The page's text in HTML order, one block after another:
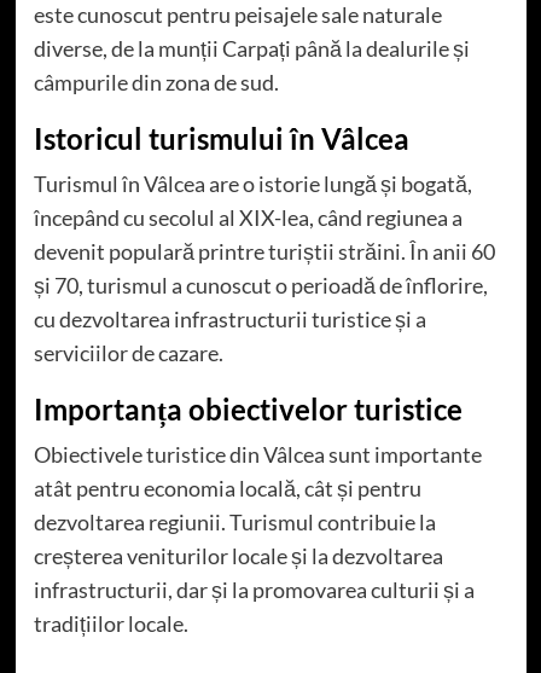
este cunoscut pentru peisajele sale naturale
diverse, de la munții Carpați până la dealurile și
câmpurile din zona de sud.
Istoricul turismului în Vâlcea
Turismul în Vâlcea are o istorie lungă și bogată,
începând cu secolul al XIX-lea, când regiunea a
devenit populară printre turiștii străini. În anii 60
și 70, turismul a cunoscut o perioadă de înflorire,
cu dezvoltarea infrastructurii turistice și a
serviciilor de cazare.
Importanța obiectivelor turistice
Obiectivele turistice din Vâlcea sunt importante
atât pentru economia locală, cât și pentru
dezvoltarea regiunii. Turismul contribuie la
creșterea veniturilor locale și la dezvoltarea
infrastructurii, dar și la promovarea culturii și a
tradițiilor locale.